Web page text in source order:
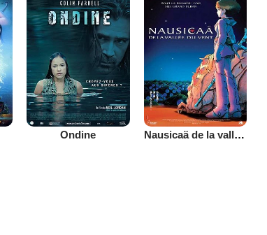
Ondine Nausicaä de la vallée du vent